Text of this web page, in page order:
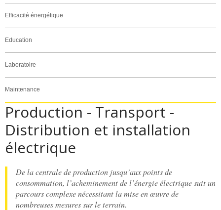
Efficacité énergétique
Education
Laboratoire
Maintenance
Production - Transport -
Distribution et installation
électrique
De la centrale de production jusqu’aux points de
consommation, l’acheminement de l’énergie électrique suit un
parcours complexe nécessitant la mise en œuvre de
nombreuses mesures sur le terrain.